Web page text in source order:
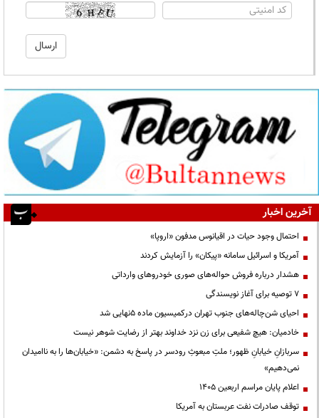
آخرین اخبار
احتمال وجود حیات در اقیانوس مدفون «اروپا»
آمریکا و اسرائیل سامانه «پیکان» را آزمایش کردند
هشدار درباره فروش حواله‌های صوری خودروهای وارداتی
۷ توصیه برای آغاز نویسندگی
احیای شن‌چاله‌های جنوب تهران درکمیسیون ماده ۵نهایی شد
خادمیان: هیچ شفیعی برای زن نزد خداوند بهتر از رضایت شوهر نیست
سربازانِ خیابانِ ظهور؛ ملتِ مبعوثِ رودسر در پاسخ به دشمن: «خیابان‌ها را به ناامیدان
نمی‌دهیم»
اعلام پایان مراسم اربعین ۱۴۰۵
توقف صادرات نفت عربستان به آمریکا